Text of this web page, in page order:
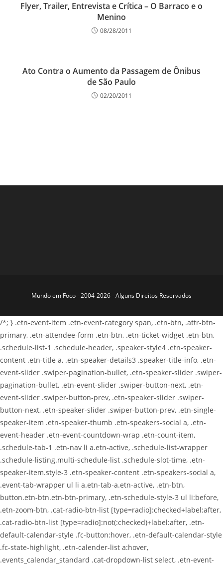
Flyer, Trailer, Entrevista e Crítica – O Barraco e o
Menino
08/28/2011
Ato Contra o Aumento da Passagem de Ônibus
de São Paulo
02/20/2011
Mundo em Foco - 2004-2026 - Alguns Direitos Reservados
/*; } .etn-event-item .etn-event-category span, .etn-btn, .attr-btn-
primary, .etn-attendee-form .etn-btn, .etn-ticket-widget .etn-btn,
.schedule-list-1 .schedule-header, .speaker-style4 .etn-speaker-
content .etn-title a, .etn-speaker-details3 .speaker-title-info, .etn-
event-slider .swiper-pagination-bullet, .etn-speaker-slider .swiper-
pagination-bullet, .etn-event-slider .swiper-button-next, .etn-
event-slider .swiper-button-prev, .etn-speaker-slider .swiper-
button-next, .etn-speaker-slider .swiper-button-prev, .etn-single-
speaker-item .etn-speaker-thumb .etn-speakers-social a, .etn-
event-header .etn-event-countdown-wrap .etn-count-item,
.schedule-tab-1 .etn-nav li a.etn-active, .schedule-list-wrapper
.schedule-listing.multi-schedule-list .schedule-slot-time, .etn-
speaker-item.style-3 .etn-speaker-content .etn-speakers-social a,
.event-tab-wrapper ul li a.etn-tab-a.etn-active, .etn-btn,
button.etn-btn.etn-btn-primary, .etn-schedule-style-3 ul li:before,
.etn-zoom-btn, .cat-radio-btn-list [type=radio]:checked+label:after,
.cat-radio-btn-list [type=radio]:not(:checked)+label:after, .etn-
default-calendar-style .fc-button:hover, .etn-default-calendar-style
.fc-state-highlight, .etn-calender-list a:hover,
.events_calendar_standard .cat-dropdown-list select, .etn-event-